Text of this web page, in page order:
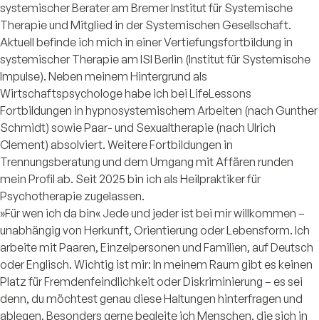
systemischer Berater am Bremer Institut für Systemische
Therapie und Mitglied in der Systemischen Gesellschaft.
Aktuell befinde ich mich in einer Vertiefungsfortbildung in
systemischer Therapie am ISI Berlin (Institut für Systemische
Impulse). Neben meinem Hintergrund als
Wirtschaftspsychologe habe ich bei LifeLessons
Fortbildungen in hypnosystemischem Arbeiten (nach Gunther
Schmidt) sowie Paar- und Sexualtherapie (nach Ulrich
Clement) absolviert. Weitere Fortbildungen in
Trennungsberatung und dem Umgang mit Affären runden
mein Profil ab. Seit 2025 bin ich als Heilpraktiker für
Psychotherapie zugelassen.
»Für wen ich da bin« Jede und jeder ist bei mir willkommen –
unabhängig von Herkunft, Orientierung oder Lebensform. Ich
arbeite mit Paaren, Einzelpersonen und Familien, auf Deutsch
oder Englisch. Wichtig ist mir: In meinem Raum gibt es keinen
Platz für Fremdenfeindlichkeit oder Diskriminierung – es sei
denn, du möchtest genau diese Haltungen hinterfragen und
ablegen. Besonders gerne begleite ich Menschen, die sich in